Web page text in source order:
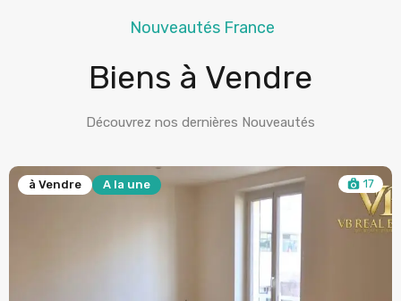
Nouveautés France
Biens à Vendre
Découvrez nos dernières Nouveautés
à Vendre A la une 17